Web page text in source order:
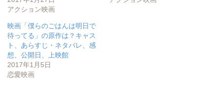
い
ウ
ン
ド
ウ
で
開
き
ま
す
)
し
て
だ
さ
い
新
し
い
ウ
ィ
ン
ド
ウ
で
開
き
ま
アクション映画
映画「僕らのごはんは明日で
待ってる」の原作は？キャス
ト、あらすじ・ネタバレ、感
想、公開日、上映館
2017年1月5日
恋愛映画